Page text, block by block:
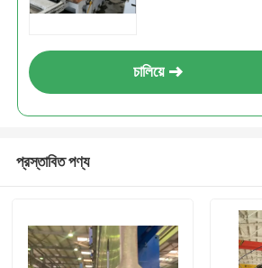
চালিয়ে
প্রস্তাবিত পণ্য